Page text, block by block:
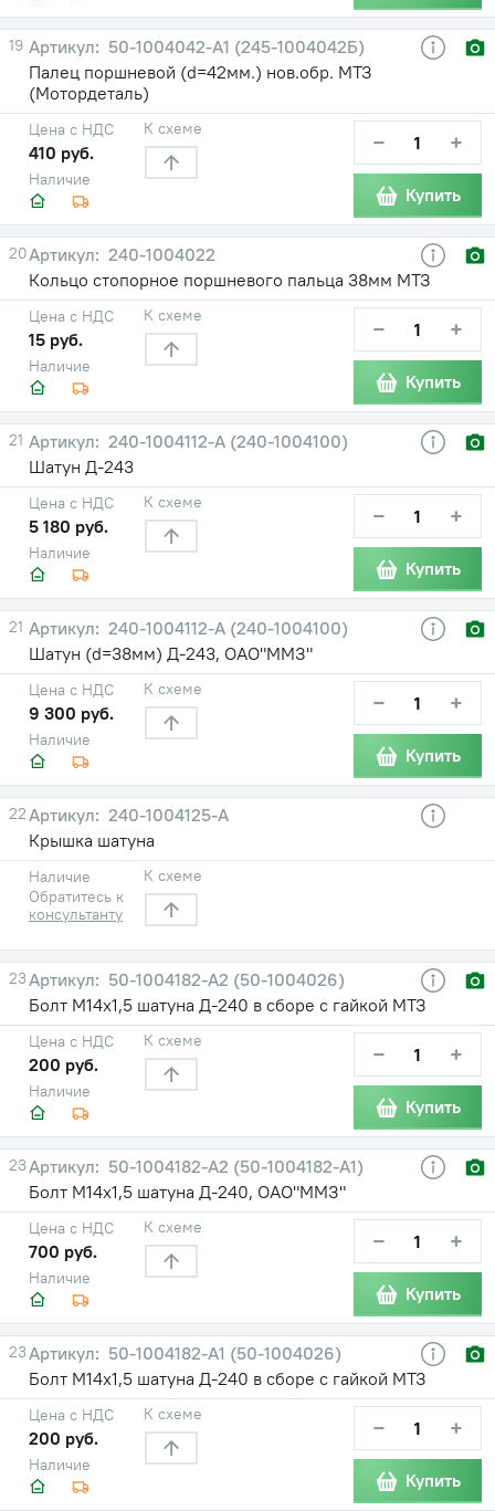
19
50-1004042-А1 (245-1004042Б)
Палец поршневой (d=42мм.) нов.обр. МТЗ
(Мотордеталь)
Наличие
Цена с НДС
410 руб.
К схеме − +
Купить
20
240-1004022
Кольцо стопорное поршневого пальца 38мм МТЗ
Наличие
Цена с НДС
15 руб.
К схеме − +
Купить
21
240-1004112-А (240-1004100)
Шатун Д-243
Наличие
Цена с НДС
5 180 руб.
К схеме − +
Купить
21
240-1004112-А (240-1004100)
Шатун (d=38мм) Д-243, ОАО"ММЗ"
Наличие
Цена с НДС
9 300 руб.
К схеме − +
Купить
22
240-1004125-А
Крышка шатуна
Наличие
Обратитесь к
консультанту
К схеме
23
50-1004182-А2 (50-1004026)
Болт М14х1,5 шатуна Д-240 в сборе с гайкой МТЗ
Наличие
Цена с НДС
200 руб.
К схеме − +
Купить
23
50-1004182-А2 (50-1004182-А1)
Болт М14х1,5 шатуна Д-240, ОАО"ММЗ"
Наличие
Цена с НДС
700 руб.
К схеме − +
Купить
23
50-1004182-А1 (50-1004026)
Болт М14х1,5 шатуна Д-240 в сборе с гайкой МТЗ
Наличие
Цена с НДС
200 руб.
К схеме − +
Купить